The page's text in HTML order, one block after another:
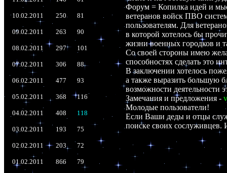
10.02.2011 250 81
09.02.2011 263 90
08.02.2011 297 101
07.02.2011 306 88
06.02.2011 477 93
05.02.2011 368 116
04.02.2011 408 118
03.02.2011 193 75
02.02.2011 203 72
01.02.2011 866 79
Форум = Копилка идей и
ветеранов войск ПВО
пользователям. Для
в которой хотелось бы
жизни военных городков и
Со своей стороны имею
способностях сделать это
В заключении хотелось
а также выразить большую
возможности деятельности
Замечания и предложения -
Молодые пользователи!
Если Ваши деды и отцы
поиске своих сослуживцев.